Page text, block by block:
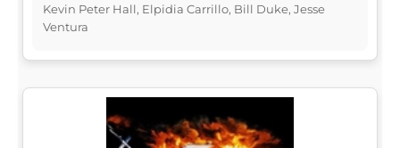
Kevin Peter Hall, Elpidia Carrillo, Bill Duke, Jesse
Ventura